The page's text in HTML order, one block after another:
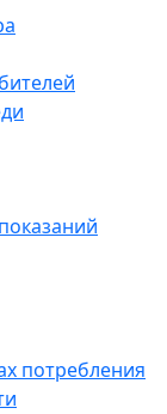
потребления